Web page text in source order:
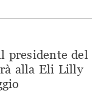
presidente del
alla Eli Lilly